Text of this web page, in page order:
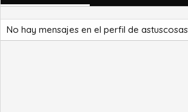
No hay mensajes en el perfil de